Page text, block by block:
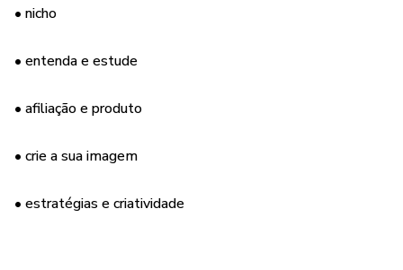
• nicho
• entenda e estude
• afiliação e produto
• crie a sua imagem
• estratégias e criatividade